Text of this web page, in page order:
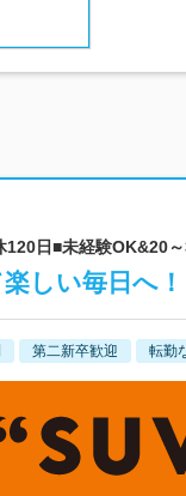
日■未経験OK&20
しい毎日へ！
第二新卒歓迎 転勤